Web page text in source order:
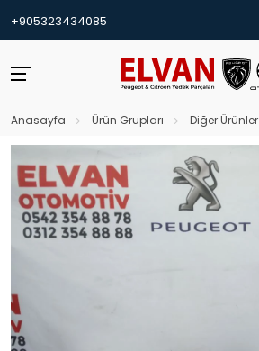
+905323434085
Anasayfa Ürün Grupları Diğer Ürünler